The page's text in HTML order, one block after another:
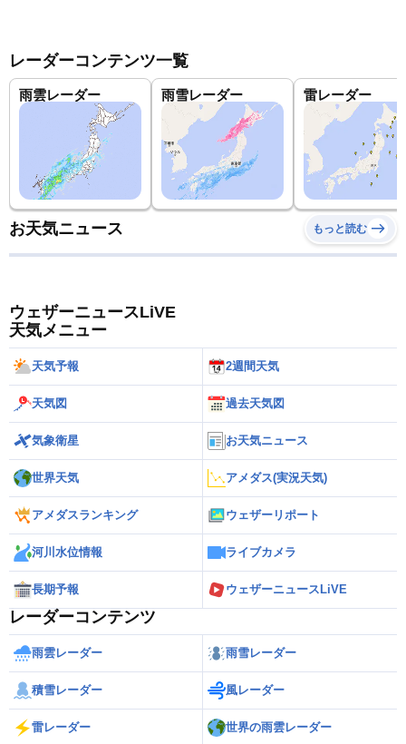
レーダーコンテンツ一覧
雨雲レーダー 雨雪レーダー 雷レーダー
お天気ニュース もっと読む
ウェザーニュースLiVE
天気メニュー
天気予報 2週間天気
天気図 過去天気図
気象衛星 お天気ニュース
世界天気 アメダス(実況天気)
アメダスランキング ウェザーリポート
河川水位情報 ライブカメラ
長期予報 ウェザーニュースLiVE
レーダーコンテンツ
雨雲レーダー 雨雪レーダー
積雪レーダー 風レーダー
雷レーダー 世界の雨雲レーダー